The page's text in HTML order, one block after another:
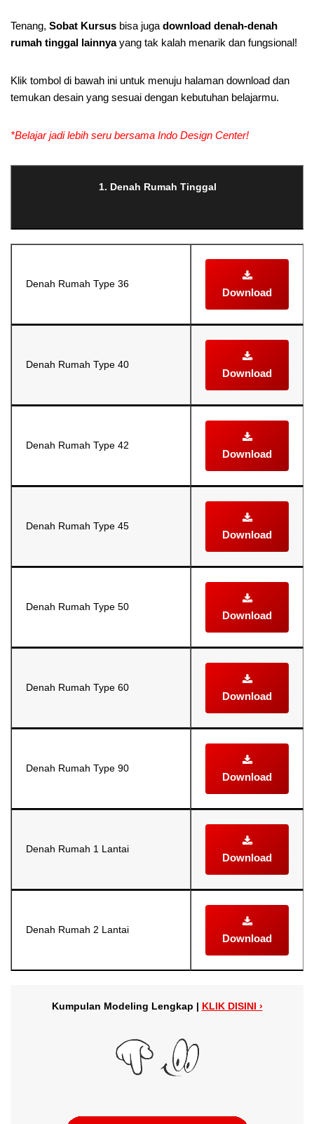
Tenang, Sobat Kursus bisa juga download denah-denah
rumah tinggal lainnyayang tak kalah menarik dan fungsional!
Klik tombol di bawah ini untuk menuju halaman download dan
temukan desain yang sesuai dengan kebutuhan belajarmu.
*Belajar jadi lebih seru bersama Indo Design Center!
1. Denah Rumah Tinggal
Denah Rumah Type 36
Download
Denah Rumah Type 40
Download
Denah Rumah Type 42
Download
Denah Rumah Type 45
Download
Denah Rumah Type 50
Download
Denah Rumah Type 60
Download
Denah Rumah Type 90
Download
Denah Rumah 1 Lantai
Download
Denah Rumah 2 Lantai
Download
Kumpulan Modeling Lengkap | KLIK DISINI ›